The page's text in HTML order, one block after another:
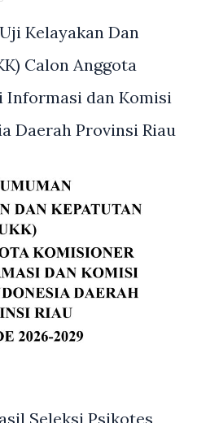
Kelayakan Dan
Calon Anggota
Informasi dan Komisi
Daerah Provinsi Riau
Seleksi Psikotes